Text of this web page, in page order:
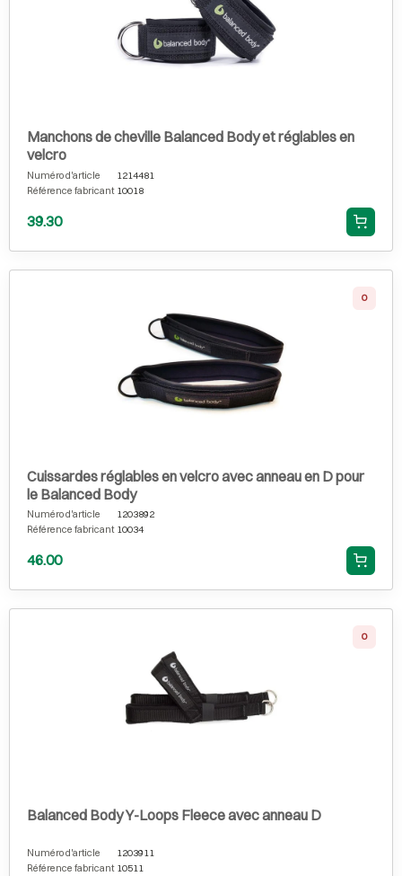
Manchons de cheville Balanced Body et réglables en
velcro
Numéro d'article
1214481
Référence fabricant 10018
39.30
0
Cuissardes réglables en velcro avec anneau en D pour
le Balanced Body
Numéro d'article
1203892
Référence fabricant 10034
46.00
0
Balanced Body Y-Loops Fleece avec anneau D
Numéro d'article
1203911
Référence fabricant 10511